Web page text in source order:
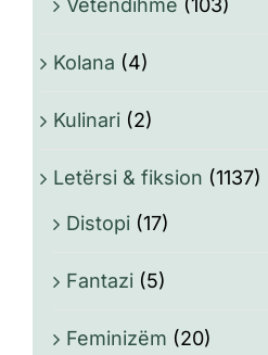
Vetëndihmë (103)
Kolana (4)
Kulinari (2)
Letërsi & fiksion (1137)
Distopi (17)
Fantazi (5)
Feminizëm (20)